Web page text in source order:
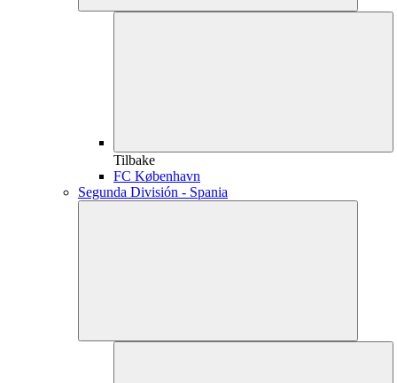
Tilbake
FC København
Segunda División - Spania